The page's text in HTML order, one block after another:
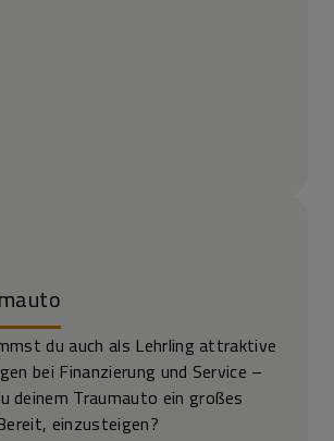
du auch als Lehrling attraktive
bei Finanzierung und Service –
deinem Traumauto ein großes
einzusteigen?